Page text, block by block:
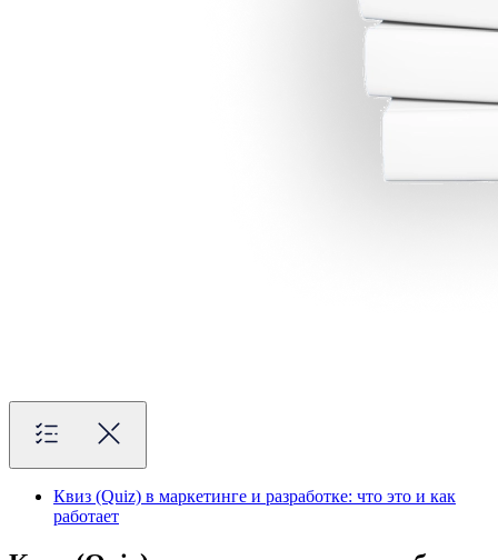
Квиз (Quiz) в маркетинге и разработке: что это и как
работает